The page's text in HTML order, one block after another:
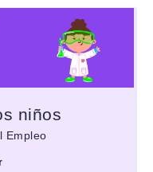
niños
Empleo